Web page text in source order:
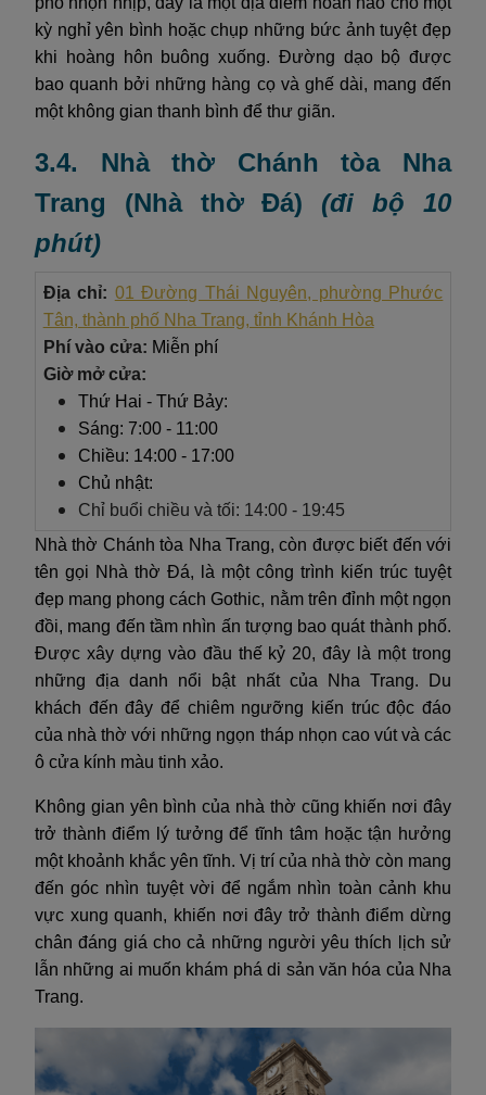
kỳ nghỉ yên bình hoặc chụp những bức ảnh tuyệt đẹp
khi hoàng hôn buông xuống. Đường dạo bộ được
bao quanh bởi những hàng cọ và ghế dài, mang đến
một không gian thanh bình để thư giãn.
3.4. Nhà thờ Chánh tòa Nha
Trang (Nhà thờ Đá) (đi bộ 10
phút)
Địa chỉ: 01 Đường Thái Nguyên, phường Phước
Tân, thành phố Nha Trang, tỉnh Khánh Hòa
Phí vào cửa: Miễn phí
Giờ mở cửa:
Thứ Hai - Thứ Bảy:
Sáng: 7:00 - 11:00
Chiều: 14:00 - 17:00
Chủ nhật:
Chỉ buổi chiều và tối: 14:00 - 19:45
Nhà thờ Chánh tòa Nha Trang, còn được biết đến với
tên gọi Nhà thờ Đá, là một công trình kiến trúc tuyệt
đẹp mang phong cách Gothic, nằm trên đỉnh một ngọn
đồi, mang đến tầm nhìn ấn tượng bao quát thành phố.
Được xây dựng vào đầu thế kỷ 20, đây là một trong
những địa danh nổi bật nhất của Nha Trang. Du
khách đến đây để chiêm ngưỡng kiến trúc độc đáo
của nhà thờ với những ngọn tháp nhọn cao vút và các
ô cửa kính màu tinh xảo.
Không gian yên bình của nhà thờ cũng khiến nơi đây
trở thành điểm lý tưởng để tĩnh tâm hoặc tận hưởng
một khoảnh khắc yên tĩnh. Vị trí của nhà thờ còn mang
đến góc nhìn tuyệt vời để ngắm nhìn toàn cảnh khu
vực xung quanh, khiến nơi đây trở thành điểm dừng
chân đáng giá cho cả những người yêu thích lịch sử
lẫn những ai muốn khám phá di sản văn hóa của Nha
Trang.